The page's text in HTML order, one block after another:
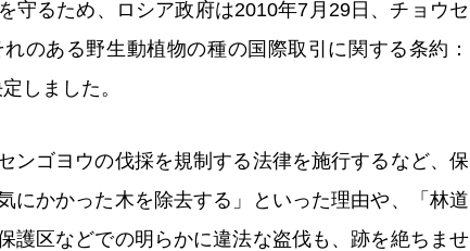
守るため、ロシア政府は2010年7月29日、チョウセ
のある野生動植物の種の国際取引に関する条約：
しました。
ンゴヨウの伐採を規制する法律を施行するなど、保
にかかった木を除去する」といった理由や、「林道
護区などでの明らかに違法な盗伐も、跡を絶ちませ